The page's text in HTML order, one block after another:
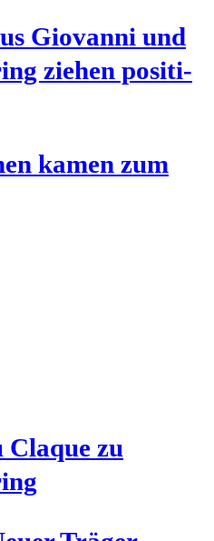
Gio­van­ni und
zie­hen posi­ti­
kamen zum
Claque zu